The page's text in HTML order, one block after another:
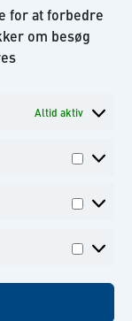
for at forbedre
om besøg
Altid aktiv